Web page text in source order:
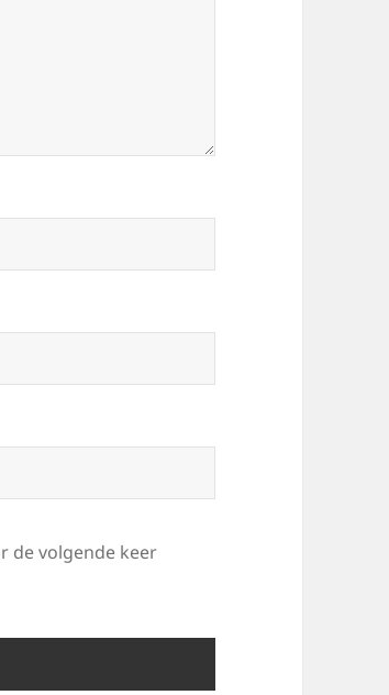
de volgende keer